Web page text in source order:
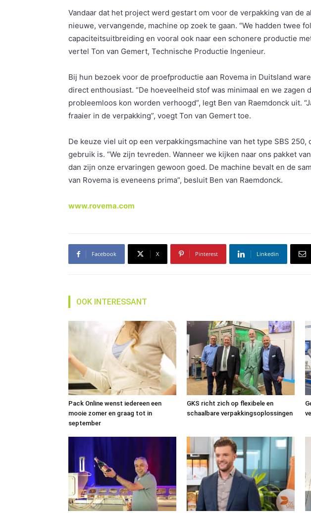
Vandaar dat het project werd gestart om voor de verpakking van de
nieuwe, vervangende, machine op zoek te gaan. “We hadden twee
capaciteitsuitbreiding en vooral ook naar een schonere productie
vertel Ton van Gemert, Technische Productie Ingenieur.
Bij hun bezoek voor de proefproductie aan Rovema in Duitsland
direct enthousiast. “De hoeveelheid stof was minimaal en we zagen
probleemloos kon worden verhoogd”, legt Ben van Raemdonck uit.
fraaier in de verpakking”, voegt Ton van Gemert toe.
De keuze viel uit op een verpakkingsmachine van het type SBS 250,
gebruik is. “We zijn tevreden. Wanneer we kijken naar ons pakket
dan zijn onze ervaringen gewoon goed. De machine bevalt en de
van Rovema is eveneens prima”, besluit Ben van Raemdonck.
www.rovema.com
Facebook X Pinterest Linkedin
OOK INTERESSANT
Pack Online wenst iedereen een
mooie zomer en graag tot in
september
GKS richt zich op flexibele en
schaalbare verpakkingsoplossingen